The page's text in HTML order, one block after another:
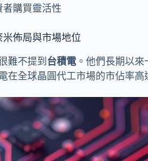
者購買靈活性
佈局與市場地位
難不提到 台積電 。他們長期以
在全球晶圓代工市場的市佔率高